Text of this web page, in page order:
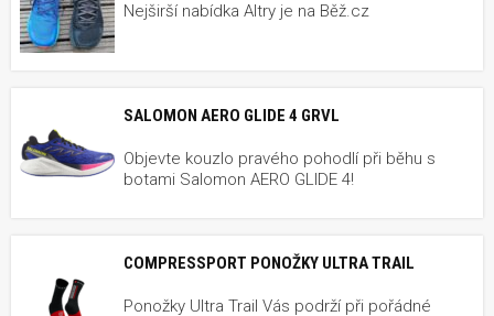
Nejširší nabídka Altry je na Běž.cz
SALOMON AERO GLIDE 4 GRVL
Objevte kouzlo pravého pohodlí při běhu s
botami Salomon AERO GLIDE 4!
COMPRESSPORT PONOŽKY ULTRA TRAIL
Ponožky Ultra Trail Vás podrží při pořádné